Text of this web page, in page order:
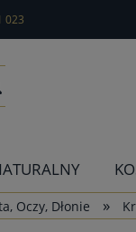
023
Oczy, Dłonie »